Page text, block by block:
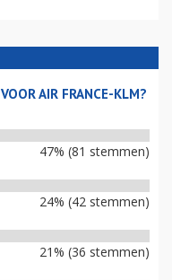
AIR FRANCE-KLM?
47% (81 stemmen)
24% (42 stemmen)
21% (36 stemmen)